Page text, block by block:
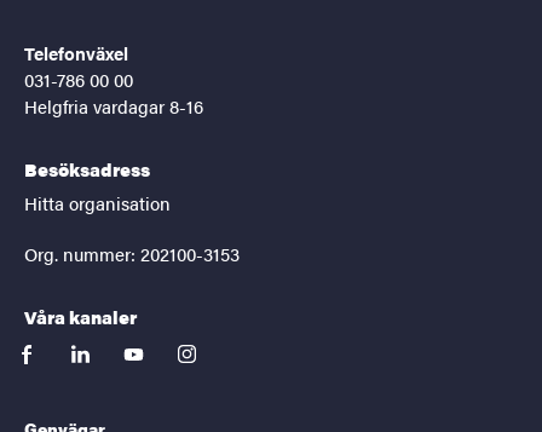
Telefonväxel
031-786 00 00
Helgfria vardagar 8-16
Besöksadress
Hitta organisation
Org. nummer: 202100-3153
Våra kanaler
facebooklinkedinyoutubeinstagram